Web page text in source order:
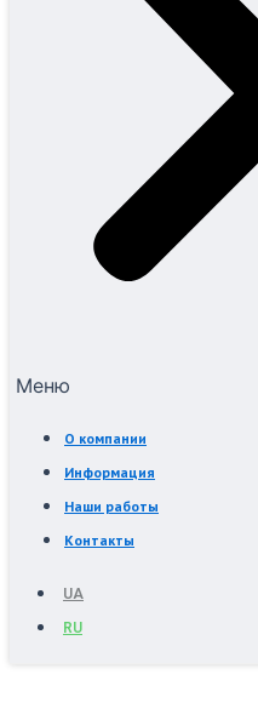
Меню
О компании
Информация
Наши работы
Контакты
UA
RU